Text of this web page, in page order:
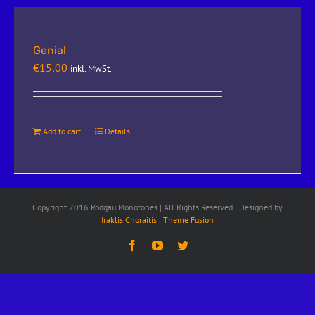
Genial
€15,00 inkl. MwSt.
Add to cart Details
Copyright 2016 Rodgau Monotones | All Rights Reserved | Designed by
Iraklis Choraitis | Theme Fusion
FacebookYouTubeTwitter